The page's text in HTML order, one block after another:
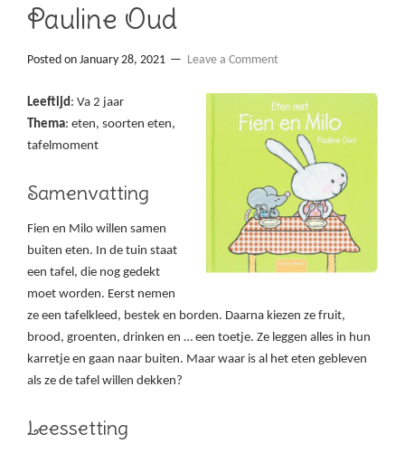
Pauline Oud
Posted on January 28, 2021 Leave a Comment
Leeftijd: Va 2 jaar
Thema: eten, soorten eten,
tafelmoment
Samenvatting
Fien en Milo willen samen
buiten eten. In de tuin staat
een tafel, die nog gedekt
moet worden. Eerst nemen
ze een tafelkleed, bestek en borden. Daarna kiezen ze fruit,
brood, groenten, drinken en … een toetje. Ze leggen alles in hun
karretje en gaan naar buiten. Maar waar is al het eten gebleven
als ze de tafel willen dekken?
Leessetting